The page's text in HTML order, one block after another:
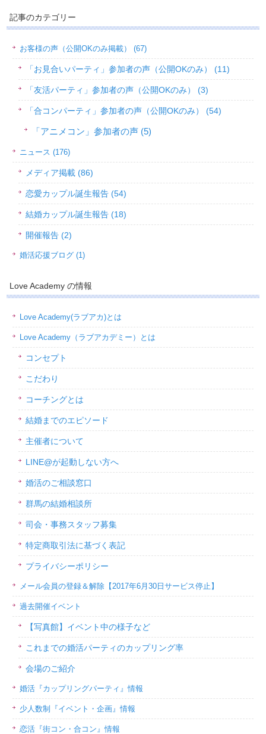
記事のカテゴリー
お客様の声（公開OKのみ掲載） (67)
「お見合いパーティ」参加者の声（公開OKのみ） (11)
「友活パーティ」参加者の声（公開OKのみ） (3)
「合コンパーティ」参加者の声（公開OKのみ） (54)
「アニメコン」参加者の声 (5)
ニュース (176)
メディア掲載 (86)
恋愛カップル誕生報告 (54)
結婚カップル誕生報告 (18)
開催報告 (2)
婚活応援ブログ (1)
Love Academy の情報
Love Academy(ラブアカ)とは
Love Academy（ラブアカデミー）とは
コンセプト
こだわり
コーチングとは
結婚までのエピソード
主催者について
LINE@が起動しない方へ
婚活のご相談窓口
群馬の結婚相談所
司会・事務スタッフ募集
特定商取引法に基づく表記
プライバシーポリシー
メール会員の登録＆解除【2017年6月30日サービス停止】
過去開催イベント
【写真館】イベント中の様子など
これまでの婚活パーティのカップリング率
会場のご紹介
婚活『カップリングパーティ』情報
少人数制『イベント・企画』情報
恋活『街コン・合コン』情報